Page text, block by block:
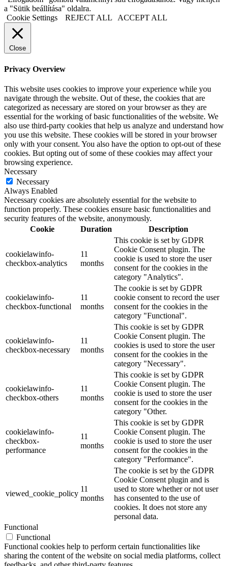
a "Sütik beállítása" oldalra.
Cookie Settings
REJECT ALL ACCEPT ALL
Close
Privacy Overview
This website uses cookies to improve your experience while you
navigate through the website. Out of these, the cookies that are
categorized as necessary are stored on your browser as they are
essential for the working of basic functionalities of the website. We
also use third-party cookies that help us analyze and understand how
you use this website. These cookies will be stored in your browser
only with your consent. You also have the option to opt-out of these
cookies. But opting out of some of these cookies may affect your
browsing experience.
Necessary
Necessary
Always Enabled
Necessary cookies are absolutely essential for the website to
function properly. These cookies ensure basic functionalities and
security features of the website, anonymously.
Cookie
Duration Description
cookielawinfo-
checkbox-analytics
11
months
This cookie is set by GDPR
Cookie Consent plugin. The
cookie is used to store the user
consent for the cookies in the
category "Analytics".
cookielawinfo-
checkbox-functional
11
months
The cookie is set by GDPR
cookie consent to record the user
consent for the cookies in the
category "Functional".
cookielawinfo-
checkbox-necessary
11
months
This cookie is set by GDPR
Cookie Consent plugin. The
cookies is used to store the user
consent for the cookies in the
category "Necessary".
cookielawinfo-
checkbox-others
11
months
This cookie is set by GDPR
Cookie Consent plugin. The
cookie is used to store the user
consent for the cookies in the
category "Other.
cookielawinfo-
checkbox-
performance
11
months
This cookie is set by GDPR
Cookie Consent plugin. The
cookie is used to store the user
consent for the cookies in the
category "Performance".
viewed_cookie_policy
11
months
The cookie is set by the GDPR
Cookie Consent plugin and is
used to store whether or not user
has consented to the use of
cookies. It does not store any
personal data.
Functional
Functional
Functional cookies help to perform certain functionalities like
sharing the content of the website on social media platforms, collect